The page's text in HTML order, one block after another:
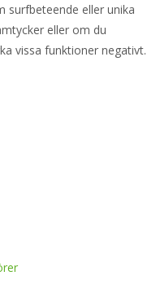
surfbeteende eller unika
eller om du
vissa funktioner negativt.